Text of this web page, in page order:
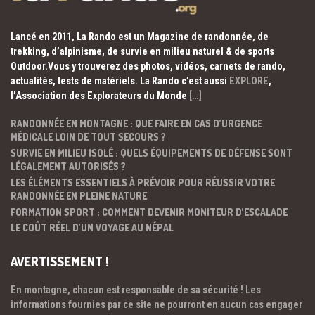
Lancé en 2011, La Rando est un Magazine de randonnée, de
trekking, d’alpinisme, de survie en milieu naturel & de sports
Outdoor.Vous y trouverez des photos, vidéos, carnets de rando,
actualités, tests de matériels. La Rando c’est aussi EXPLORE,
l’Association des Explorateurs du Monde […]
RANDONNÉE EN MONTAGNE : QUE FAIRE EN CAS D’URGENCE
MÉDICALE LOIN DE TOUT SECOURS ?
SURVIE EN MILIEU ISOLÉ : QUELS ÉQUIPEMENTS DE DÉFENSE SONT
LÉGALEMENT AUTORISÉS ?
LES ÉLÉMENTS ESSENTIELS À PRÉVOIR POUR RÉUSSIR VOTRE
RANDONNÉE EN PLEINE NATURE
FORMATION SPORT : COMMENT DEVENIR MONITEUR D’ESCALADE
LE COÛT RÉEL D’UN VOYAGE AU NÉPAL
AVERTISSEMENT !
En montagne, chacun est responsable de sa sécurité ! Les
informations fournies par ce site ne pourront en aucun cas engager